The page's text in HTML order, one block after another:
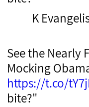
See the Nearly
Mocking
https://t.co/
bite?"